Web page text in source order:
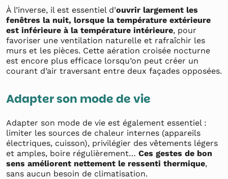
À l’inverse, il est essentiel d’ouvrir largement les
fenêtres la nuit, lorsque la température extérieure
est inférieure à la température intérieure, pour
favoriser une ventilation naturelle et rafraîchir les
murs et les pièces. Cette aération croisée nocturne
est encore plus efficace lorsqu’on peut créer un
courant d’air traversant entre deux façades opposées.
Adapter son mode de vie
Adapter son mode de vie est également essentiel :
limiter les sources de chaleur internes (appareils
électriques, cuisson), privilégier des vêtements légers
et amples, boire régulièrement… Ces gestes de bon
sens améliorent nettement le ressenti thermique,
sans aucun besoin de climatisation.